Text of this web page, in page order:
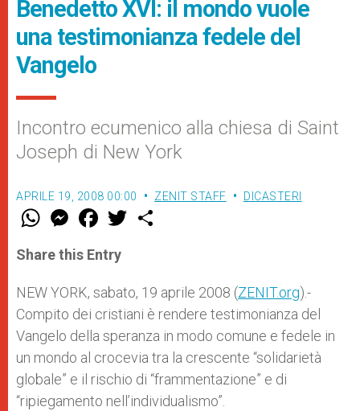
Benedetto XVI: il mondo vuole
una testimonianza fedele del
Vangelo
Incontro ecumenico alla chiesa di Saint
Joseph di New York
APRILE 19, 2008 00:00 ZENIT STAFF DICASTERI
W
t
s
p
p
M
e
s
e
g
e
r
F
a
e
b
o
k
w
r
Share this Entry
NEW YORK, sabato, 19 aprile 2008 (ZENIT.org).-
Compito dei cristiani è rendere testimonianza del
Vangelo della speranza in modo comune e fedele in
un mondo al crocevia tra la crescente “solidarietà
globale” e il rischio di “frammentazione” e di
“ripiegamento nell’individualismo”.